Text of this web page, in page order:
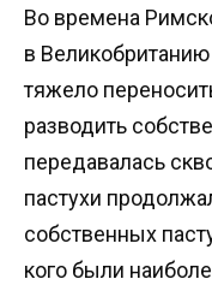
Во времена
в
тяжело
разводить
передавалась
пастухи
собственных
кого были